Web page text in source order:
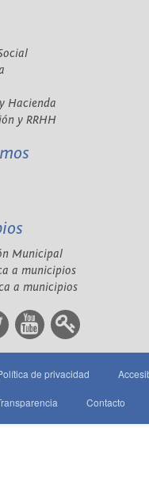
Hacienda
y RRHH
Municipal
a municipios
a municipios
de privacidad
Contacto